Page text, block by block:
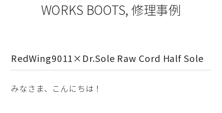
WORKS BOOTS,修理事例
RedWing9011×Dr.Sole Raw Cord Half Sole
みなさま、こんにちは！